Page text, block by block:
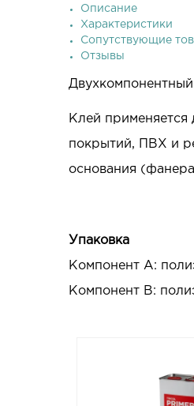
Описание
Характеристики
Сопутствующие
Отзывы
Клей
покрытий, ПВХ и
основания
Упаковка
Компонент А:
Компонент В: